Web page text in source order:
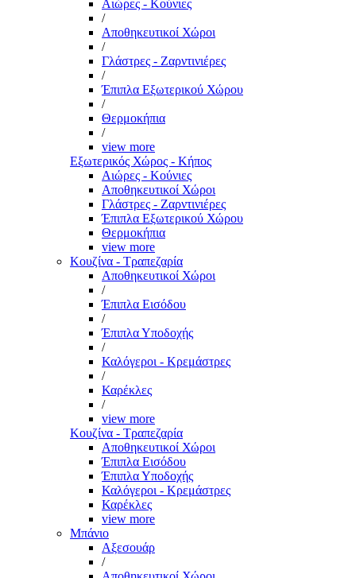
Αιώρες - Κούνιες
/
Αποθηκευτικοί Χώροι
/
Γλάστρες - Ζαρντινιέρες
/
Έπιπλα Εξωτερικού Χώρου
/
Θερμοκήπια
/
view more
Εξωτερικός Χώρος - Κήπος
Αιώρες - Κούνιες
Αποθηκευτικοί Χώροι
Γλάστρες - Ζαρντινιέρες
Έπιπλα Εξωτερικού Χώρου
Θερμοκήπια
view more
Κουζίνα - Τραπεζαρία
Αποθηκευτικοί Χώροι
/
Έπιπλα Εισόδου
/
Έπιπλα Υποδοχής
/
Καλόγεροι - Κρεμάστρες
/
Καρέκλες
/
view more
Κουζίνα - Τραπεζαρία
Αποθηκευτικοί Χώροι
Έπιπλα Εισόδου
Έπιπλα Υποδοχής
Καλόγεροι - Κρεμάστρες
Καρέκλες
view more
Μπάνιο
Αξεσουάρ
/